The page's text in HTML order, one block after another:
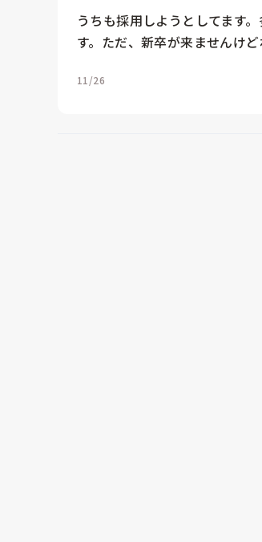
うちも採用しようとしてます
す。ただ、新卒が来ませんけ
11/26